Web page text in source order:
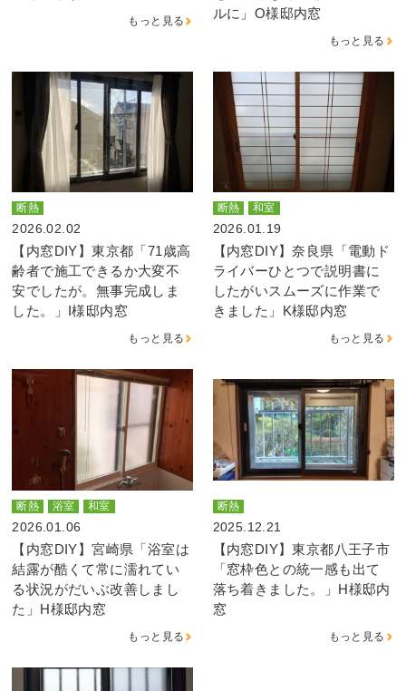
もっと見る
ルに」O様邸内窓
もっと見る
断熱
2026.02.02
【内窓DIY】東京都「71歳高
齢者で施工できるか大変不
安でしたが。無事完成しま
した。」I様邸内窓
もっと見る
断熱 和室
2026.01.19
【内窓DIY】奈良県「電動ド
ライバーひとつで説明書に
したがいスムーズに作業で
きました」K様邸内窓
もっと見る
断熱 浴室 和室
2026.01.06
【内窓DIY】宮崎県「浴室は
結露が酷くて常に濡れてい
る状況がだいぶ改善しまし
た」H様邸内窓
もっと見る
断熱
2025.12.21
【内窓DIY】東京都八王子市
「窓枠色との統一感も出て
落ち着きました。」H様邸内
窓
もっと見る